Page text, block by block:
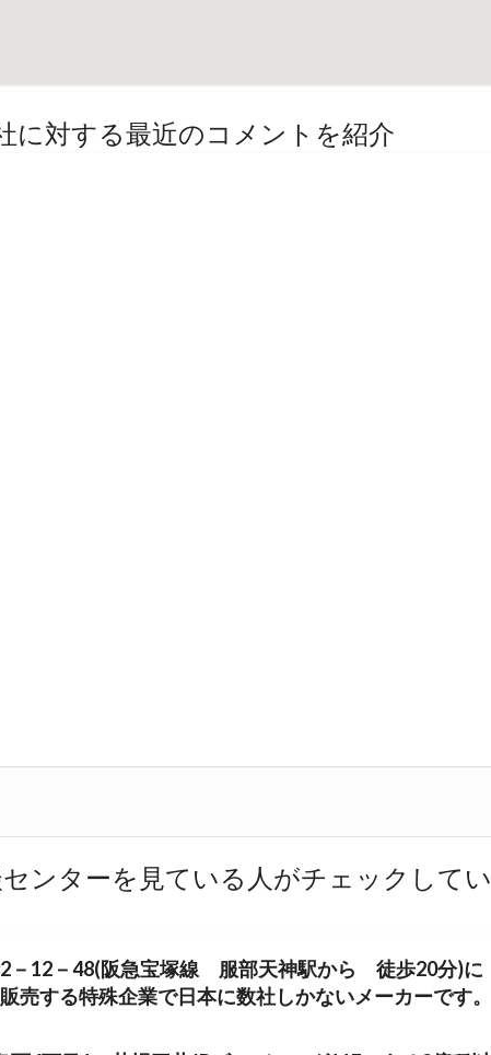
に対する最近のコメントを紹介
ンターを見ている人がチェックしてい
－12－48(阪急宝塚線 服部天神駅から 徒歩20分)に
売する特殊企業で日本に数社しかないメーカーです。